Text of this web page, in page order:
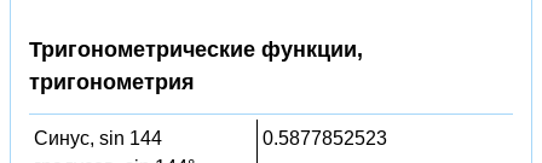
Тригонометрические функции,
тригонометрия
Синус, sin 144
0.5877852523